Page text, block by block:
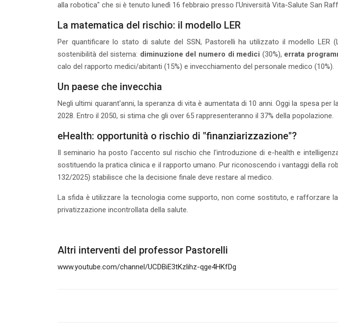
alla robotica" che si è tenuto lunedì 16 febbraio presso l'Università Vita-Salute San
La matematica del rischio: il modello LER
Per quantificare lo stato di salute del SSN, Pastorelli ha utilizzato il modello
sostenibilità del sistema: diminuzione del numero di medici (30%), errata
calo del rapporto medici/abitanti (15%) e invecchiamento del personale medico (10%).
Un paese che invecchia
Negli ultimi quarant'anni, la speranza di vita è aumentata di 10 anni. Oggi la spesa
2028. Entro il 2050, si stima che gli over 65 rappresenteranno il 37% della popolazione.
eHealth: opportunità o rischio di "finanziarizzazione"?
Il seminario ha posto l'accento sul rischio che l'introduzione di e-health e
sostituendo la pratica clinica e il rapporto umano. Pur riconoscendo i vantaggi della
132/2025) stabilisce che la decisione finale deve restare al medico.
La sfida è utilizzare la tecnologia come supporto, non come sostituto, e rafforzare
privatizzazione incontrollata della salute.
Altri interventi del professor Pastorelli
www.youtube.com/channel/UCDBiE3tKzlihz-qge4HKfDg